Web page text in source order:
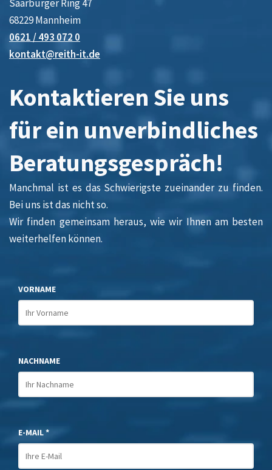
Saarburger Ring 47
68229 Mannheim
0621 / 493 072 0
kontakt@reith-it.de
Kontaktieren Sie uns
für ein unverbindliches
Beratungsgespräch!
Manchmal ist es das Schwierigste zueinander zu finden.
Bei uns ist das nicht so.
Wir finden gemeinsam heraus, wie wir Ihnen am besten
weiterhelfen können.
VORNAME
NACHNAME
E-MAIL *